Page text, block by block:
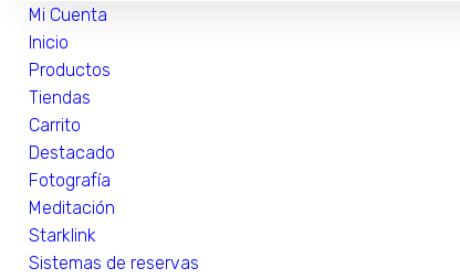
Mi Cuenta
Inicio
Productos
Tiendas
Carrito
Destacado
Fotografía
Meditación
Starklink
Sistemas de reservas